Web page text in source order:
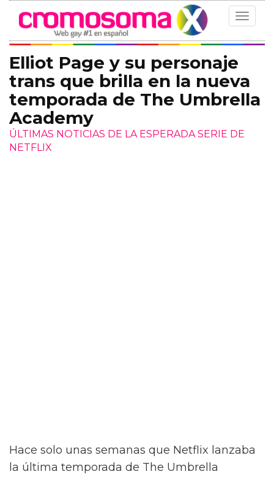
Toggle
­Elliot Page y su personaje
trans que brilla en la nueva
temporada de The Umbrella
Academy
ÚLTIMAS NOTICIAS DE LA ESPERADA SERIE DE
NETFLIX
Hace solo unas semanas que Netflix lanzaba
la última temporada de The Umbrella